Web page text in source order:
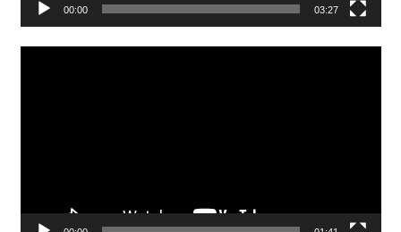
00:00 03:27